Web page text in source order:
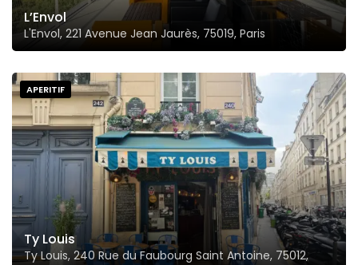
L’Envol
L'Envol, 221 Avenue Jean Jaurès, 75019, Paris
APERITIF
Ty Louis
Ty Louis, 240 Rue du Faubourg Saint Antoine, 75012,